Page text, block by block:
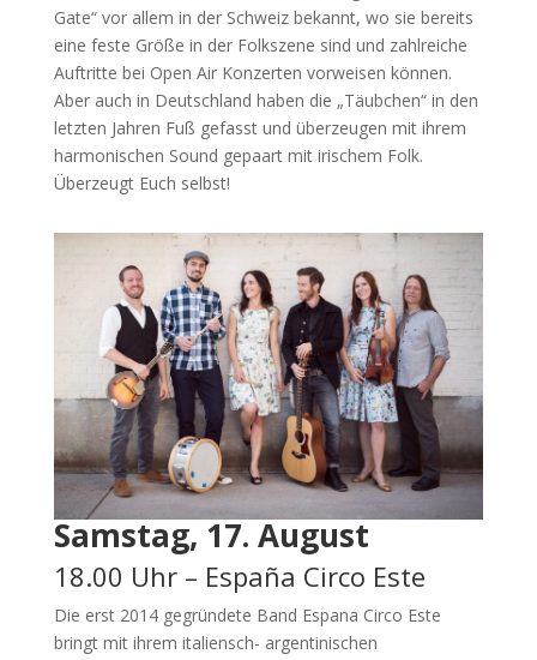
Gate“ vor allem in der Schweiz bekannt, wo sie bereits
eine feste Größe in der Folkszene sind und zahlreiche
Auftritte bei Open Air Konzerten vorweisen können.
Aber auch in Deutschland haben die „Täubchen“ in den
letzten Jahren Fuß gefasst und überzeugen mit ihrem
harmonischen Sound gepaart mit irischem Folk.
Überzeugt Euch selbst!
Samstag, 17. August
18.00 Uhr – España Circo Este
Die erst 2014 gegründete Band Espana Circo Este
bringt mit ihrem italiensch- argentinischen